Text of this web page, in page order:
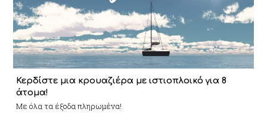
Κερδίστε μια κρουαζιέρα με ιστιοπλοικό για 8
άτομα!
Με όλα τα έξοδα πληρωμένα!